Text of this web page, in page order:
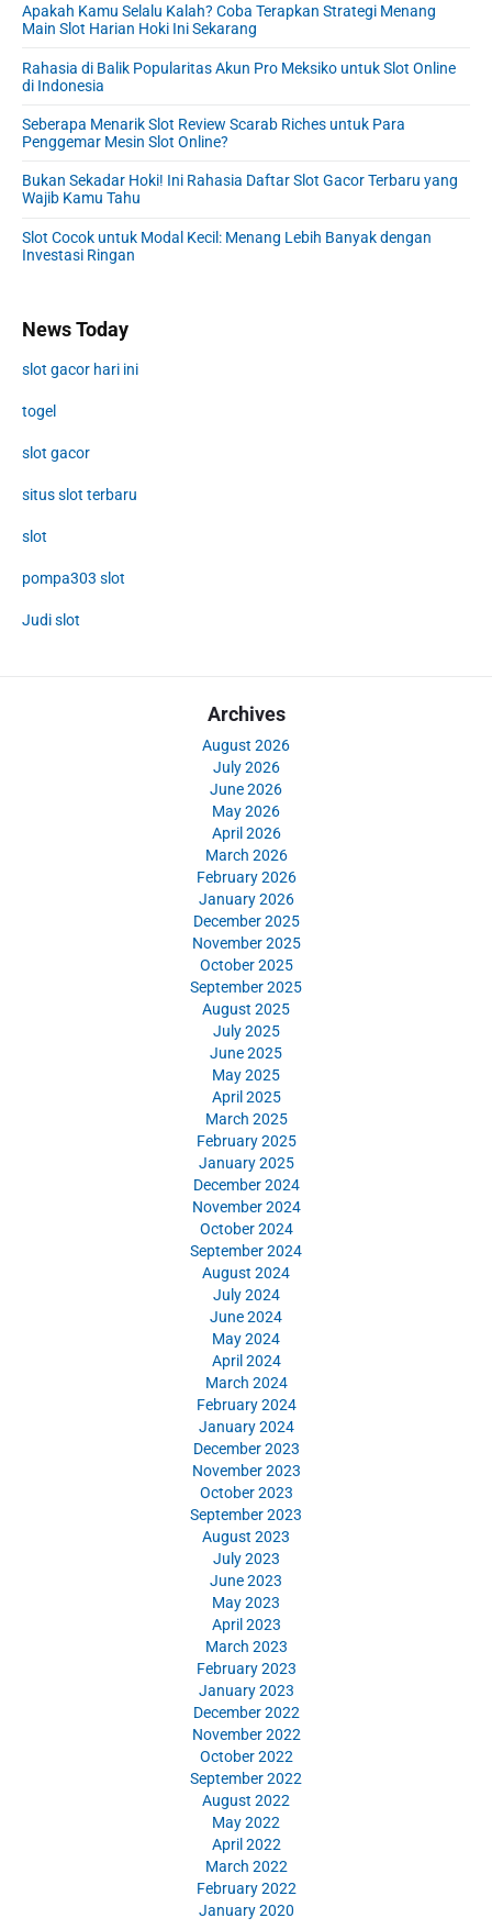
Apakah Kamu Selalu Kalah? Coba Terapkan Strategi Menang
Main Slot Harian Hoki Ini Sekarang
Rahasia di Balik Popularitas Akun Pro Meksiko untuk Slot Online
di Indonesia
Seberapa Menarik Slot Review Scarab Riches untuk Para
Penggemar Mesin Slot Online?
Bukan Sekadar Hoki! Ini Rahasia Daftar Slot Gacor Terbaru yang
Wajib Kamu Tahu
Slot Cocok untuk Modal Kecil: Menang Lebih Banyak dengan
Investasi Ringan
News Today
slot gacor hari ini
togel
slot gacor
situs slot terbaru
slot
pompa303 slot
Judi slot
Archives
August 2026
July 2026
June 2026
May 2026
April 2026
March 2026
February 2026
January 2026
December 2025
November 2025
October 2025
September 2025
August 2025
July 2025
June 2025
May 2025
April 2025
March 2025
February 2025
January 2025
December 2024
November 2024
October 2024
September 2024
August 2024
July 2024
June 2024
May 2024
April 2024
March 2024
February 2024
January 2024
December 2023
November 2023
October 2023
September 2023
August 2023
July 2023
June 2023
May 2023
April 2023
March 2023
February 2023
January 2023
December 2022
November 2022
October 2022
September 2022
August 2022
May 2022
April 2022
March 2022
February 2022
January 2020